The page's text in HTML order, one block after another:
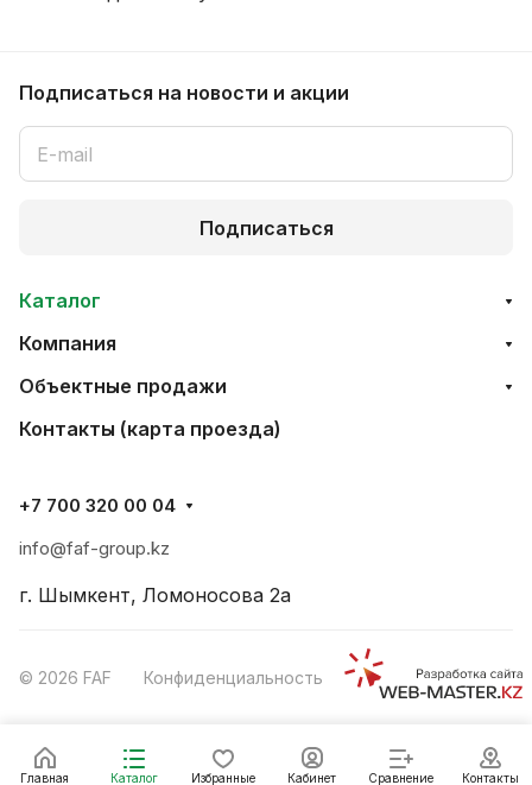
Главная Каталог Избранные Кабинет Сравнение Контакты
Подписаться на новости и акции
Подписаться
Каталог
Компания
Объектные продажи
Контакты (карта проезда)
+7 700 320 00 04
info@faf-group.kz
г. Шымкент, Ломоносова 2а
© 2026 FAF Конфиденциальность